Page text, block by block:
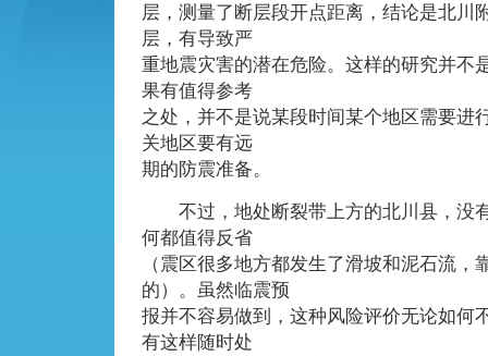
层，测量了断层段开点距离，结论是北川
层，有导致严
重地震灾害的潜在危险。这样的研究并不
果有值得参考
之处，并不是说某段时间某个地区需要进
关地区要有远
期的防震准备。
不过，地处断裂带上方的北川县，没
何都值得反省
（震区很多地方都发生了滑坡和泥石流，
的）。虽然临震预
报并不容易做到，这种风险评价无论如何
有这样随时处